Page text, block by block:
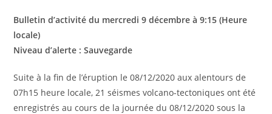
Bulletin d’activité du mercredi 9 décembre à 9:15 (Heure
locale)
Niveau d’alerte : Sauvegarde
Suite à la fin de l’éruption le 08/12/2020 aux alentours de
07h15 heure locale, 21 séismes volcano-tectoniques ont été
enregistrés au cours de la journée du 08/12/2020 sous la